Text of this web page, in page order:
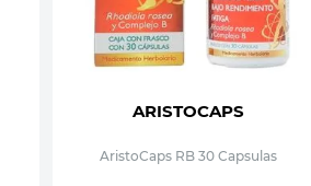
ARISTOCAPS
AristoCaps RB 30 Capsulas